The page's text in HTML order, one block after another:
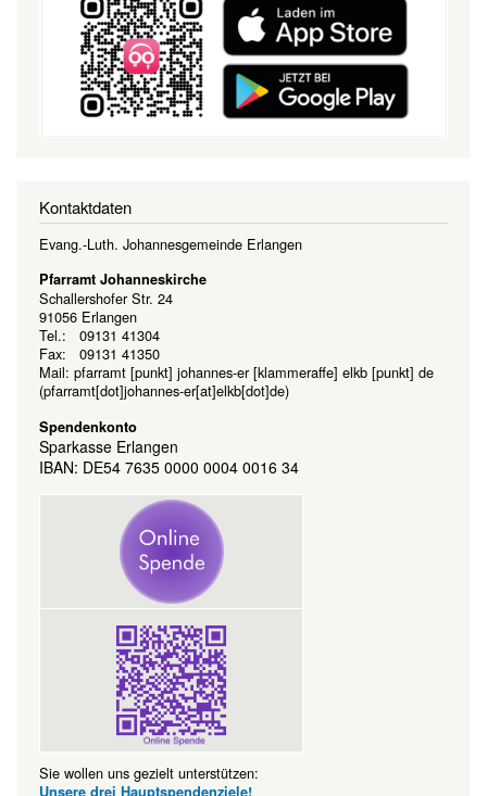
Kontaktdaten
Evang.-Luth. Johannesgemeinde Erlangen
Pfarramt Johanneskirche
Schallershofer Str. 24
91056 Erlangen
Tel.: 09131 41304
Fax: 09131 41350
Mail: pfarramt [punkt] johannes-er [klammeraffe] elkb [punkt] de
(pfarramt[dot]johannes-er[at]elkb[dot]de)
Spendenkonto
Sparkasse Erlangen
IBAN: DE54 7635 0000 0004 0016 34
Sie wollen uns gezielt unterstützen:
Unsere drei Hauptspendenziele!